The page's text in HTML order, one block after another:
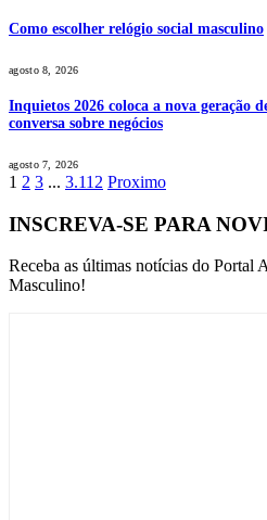
Como escolher relógio social masculino
agosto 8, 2026
Inquietos 2026 coloca a nova geração
conversa sobre negócios
agosto 7, 2026
1 2 3 ... 3.112 Proximo
INSCREVA-SE PARA
Receba as últimas notícias do Portal
Masculino!